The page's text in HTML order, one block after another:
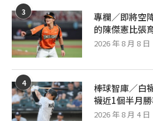
3
專欄／即將空
的陳傑憲比張
2026 年 8 月 8 日
4
棒球智庫／白
襪近1個半月
2026 年 8 月 4 日